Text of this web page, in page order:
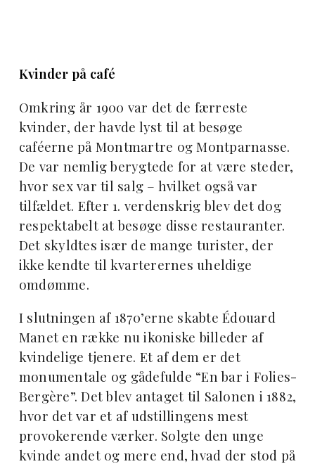
Kvinder på café
Omkring år 1900 var det de færreste
kvinder, der havde lyst til at besøge
caféerne på Montmartre og Montparnasse.
De var nemlig berygtede for at være steder,
hvor sex var til salg – hvilket også var
tilfældet. Efter 1. verdenskrig blev det dog
respektabelt at besøge disse restauranter.
Det skyldtes især de mange turister, der
ikke kendte til kvarterernes uheldige
omdømme.
I slutningen af 1870’erne skabte Édouard
Manet en række nu ikoniske billeder af
kvindelige tjenere. Et af dem er det
monumentale og gådefulde “En bar i Folies-
Bergère”. Det blev antaget til Salonen i 1882,
hvor det var et af udstillingens mest
provokerende værker. Solgte den unge
kvinde andet og mere end, hvad der stod på